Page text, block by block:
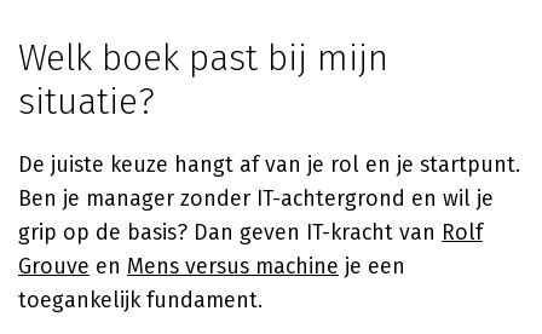
Welk boek past bij mijn
situatie?
De juiste keuze hangt af van je rol en je startpunt.
Ben je manager zonder IT-achtergrond en wil je
grip op de basis? Dan geven IT-kracht van Rolf
Grouve en Mens versus machine je een
toegankelijk fundament.